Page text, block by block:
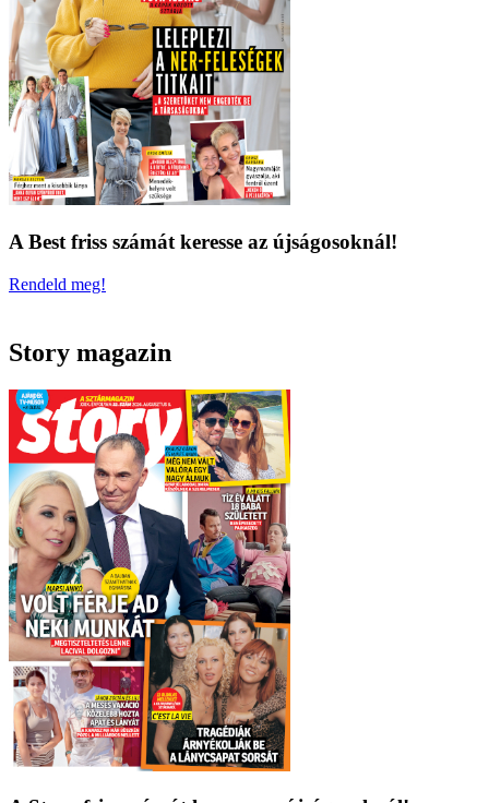
A Best friss számát keresse az újságosoknál!
Rendeld meg!
Story magazin